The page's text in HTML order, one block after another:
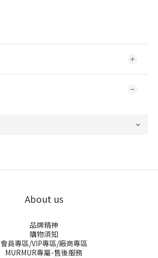
About us
品牌精神
購物須知
會員專區/VIP專區/廠商專區
MURMUR專屬-售後服務